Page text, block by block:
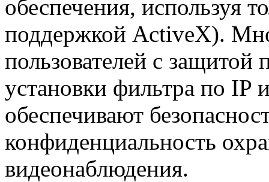
обеспечения, используя
поддержкой ActiveX).
пользователей с
установки фильтра по IP
обеспечивают
конфиденциальность
видеонаблюдения.